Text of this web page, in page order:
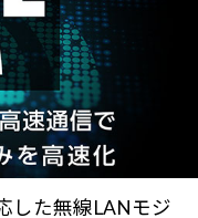
した無線LANモジ